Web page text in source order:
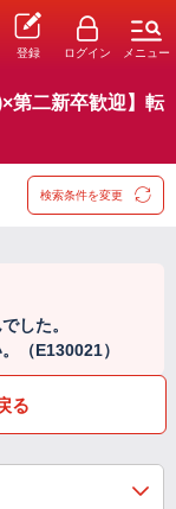
登録 ログイン メニュー
第二新卒歓迎】転
検索条件を変更
した。
（E130021）
る